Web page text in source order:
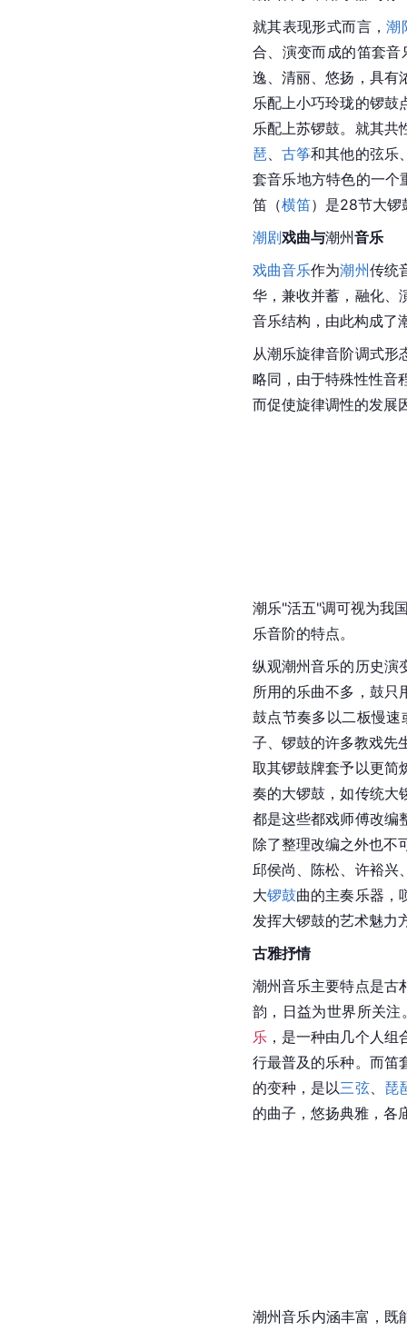
就其表现形式而言，潮
合、演变而成的笛套
逸、清丽、悠扬，具有
乐配上小巧玲珑的锣鼓
乐配上苏锣鼓。就其共
琶 、古筝和其他的弦乐
套音乐地方特色的一个
笛（横笛）是28节大锣
潮剧戏曲与潮州音乐
戏曲音乐作为潮州传统
华，兼收并蓄，融化、
音乐结构，由此构成了
从潮乐旋律音阶调式形
略同，由于特殊性性音
而促使旋律调性的发展
潮乐"活五"调可视为我
乐音阶的特点。
纵观潮州音乐的历史演
所用的乐曲不多，鼓只
鼓点节奏多以二板慢
子、锣鼓的许多教戏先
取其锣鼓牌套予以更简
奏的大锣鼓，如传统大
都是这些都戏师傅改编
除了整理改编之外也不
邱侯尚、陈松、许裕兴
大锣鼓曲的主奏乐器，
发挥大锣鼓的艺术魅力
古雅抒情
潮州音乐主要特点是古
韵，日益为世界所关
乐 ，是一种由几个人
行最普及的乐种。而笛
的变种，是以三弦、 琵
的曲子，悠扬典雅，各
潮州音乐内涵丰富，既